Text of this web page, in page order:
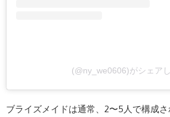
(@ny_we0606)がシェア
ブライズメイドは通常、2〜5人で構成